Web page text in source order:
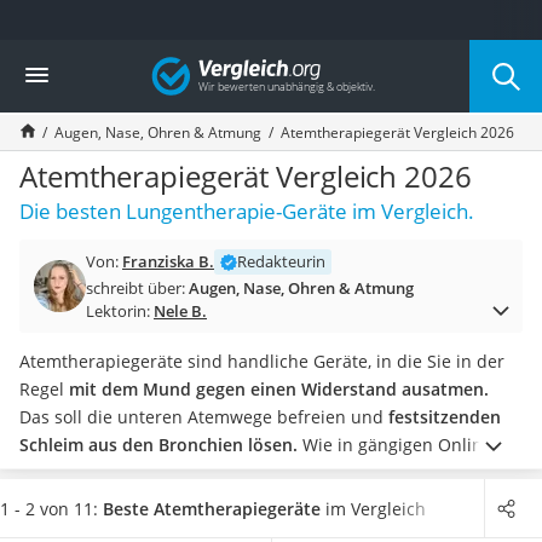
Die beliebtesten Vergleiche nach Kategorie
Drogerie
Inhalator
Haarschneider
Rollator
Braun Rasierer
Katzenklappe (Chip)
Masturbator
Massagepistole
Reisehaartrockner
Eiweißpulver
Magnesiumpräparat
Katzenklappe
Nackenmassagegerät
Zeckenschutz Katze
Vergleich
Augen, Nase, Ohren & Atmung Atemtherapiegerät Vergleich 2026
Atemtherapiegerät Vergleich 2026
Die besten Lungentherapie-Geräte im Vergleich.
Von: Franziska B.
Redakteurin
schreibt über:Augen, Nase, Ohren & Atmung
Lektorin: Nele B.
Atemtherapiegeräte sind handliche Geräte, in die Sie in der
Regel mit dem Mund gegen einen Widerstand ausatmen.
Das soll die unteren Atemwege befreien und festsitzenden
Schleim aus den Bronchien lösen. Wie in gängigen Online-
Tests beschrieben wird, gibt es auch ein paar Geräte, die zur
nasalen Anwendung geeignet sind. Manche Produkte
1 - 2 von 11: Beste Atemtherapiegeräte im Vergleich